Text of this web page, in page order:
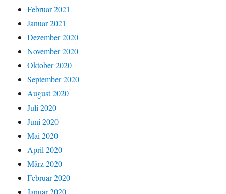
Februar 2021
Januar 2021
Dezember 2020
November 2020
Oktober 2020
September 2020
August 2020
Juli 2020
Juni 2020
Mai 2020
April 2020
März 2020
Februar 2020
Januar 2020